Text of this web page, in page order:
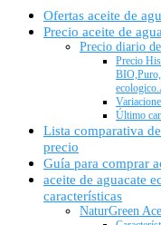
Ofertas aceite de
Precio aceite de
Precio diario
Precio
Último
Lista comparativa
precio
Guía para comprar
aceite de aguacate
características
NaturGreen